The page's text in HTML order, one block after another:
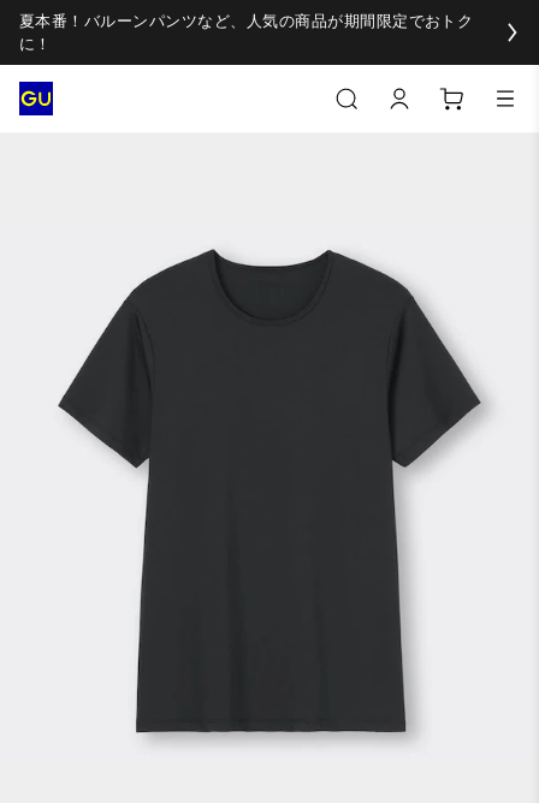
夏本番！バルーンパンツなど、人気の商品が期間限定でおトク
に！